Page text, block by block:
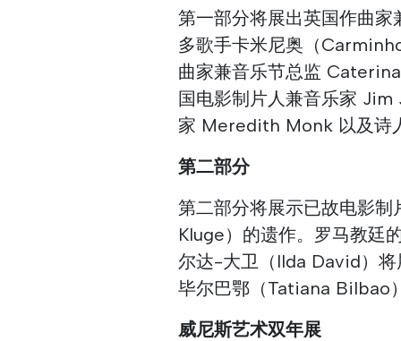
第一部分将展出英国作曲
多歌手卡米尼奥（
曲家兼音乐节总监
国电影制片人兼音乐家
家 Meredith Monk 以及诗
第二部分
第二部分将展示已故电影
Kluge）的遗作。罗马教廷
尔达-大卫（Ilda David）
毕尔巴鄂（Tatiana Bilbao
威尼斯艺术双年展